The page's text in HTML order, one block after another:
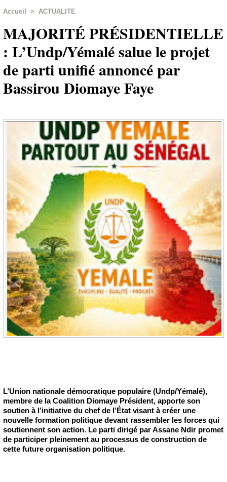
Accueil > ACTUALITE
MAJORITÉ PRÉSIDENTIELLE
: L’Undp/Yémalé salue le projet
de parti unifié annoncé par
Bassirou Diomaye Faye
L’Union nationale démocratique populaire (Undp/Yémalé),
membre de la Coalition Diomaye Président, apporte son
soutien à l’initiative du chef de l’État visant à créer une
nouvelle formation politique devant rassembler les forces qui
soutiennent son action. Le parti dirigé par Assane Ndir promet
de participer pleinement au processus de construction de
cette future organisation politique.